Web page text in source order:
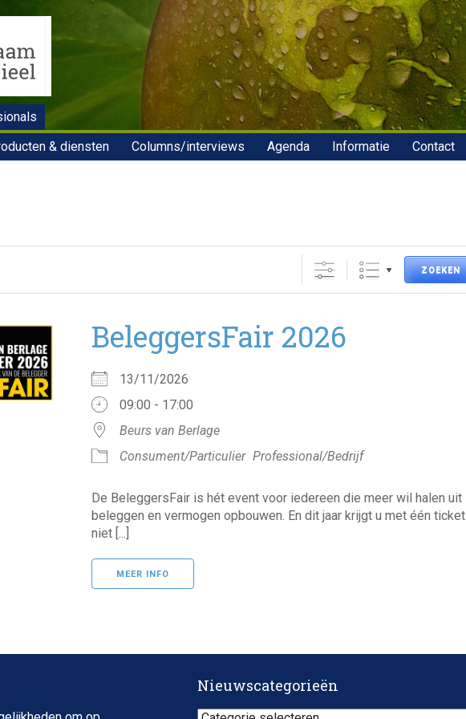
& diensten Columns/interviews Agenda Informatie Contact
ZOEKEN
BeleggersFair 2026
13/11/2026
09:00 - 17:00
Beurs van Berlage
Consument/Particulier Professional/Bedrijf
De BeleggersFair is hét event voor iedereen die meer wil halen uit
beleggen en vermogen opbouwen. En dit jaar krijgt u met één ticket
niet [...]
MEER INFO
Nieuwscategorieën